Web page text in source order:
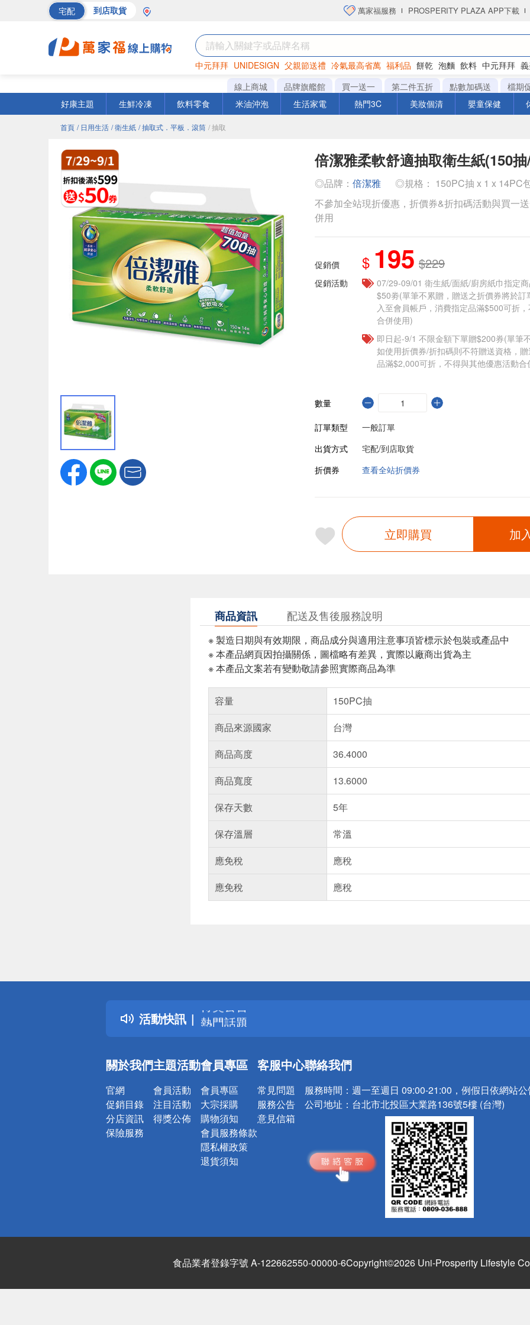
宅配 到店取貨 萬家福服務 PROSPERITY PLAZA APP下載
中元拜拜 UNIDESIGN 父親節送禮 冷氣最高省萬 福利品 餅乾 泡麵 飲料 中元拜拜
巧克力 罐頭 衛生紙
線上商城 品牌旗艦館 買一送一 第二件五折 點數加碼送
檔期
好康主題
生鮮冷凍 飲料零食 米油沖泡 生活家電 熱門3C 美妝個清 嬰童保健
首頁 / 日用生活 / 衛生紙 / 抽取式．平板．滾筒 / 抽取
倍潔雅柔軟舒適抽取衛生紙(150
◎品牌： 倍潔雅
◎規格： 150PC抽 x 1 x 14PC
不參加全站現折優惠，折價券&折扣碼活動與買一
併用
促銷價 $ 195 $229
促銷活動
07/29-09/01 衛生紙/面紙/廚房紙巾指定
$50劵(單筆不累贈，贈送之折價券將於訂
入至會員帳戶，消費指定品滿$500可折
合併使用)
即日起-9/1 不限金額下單贈$200券(單筆
如使用折價券/折扣碼則不符贈送資格，
品滿$2,000可折，不得與其他優惠活動合
數量
訂單類型
一般訂單
出貨方式
宅配/到店取貨
折價券
查看全站折價券
立即購買 加
商品資訊 配送及售後服務說明
※ 製造日期與有效期限，商品成分與適用注意事項皆標示於包裝或產品中
※ 本產品網頁因拍攝關係，圖檔略有差異，實際以廠商出貨為主
※ 本產品文案若有變動敬請參照實際商品為準
容量
150PC抽
商品來源國家
台灣
商品高度
36.4000
商品寬度
13.6000
保存天數
5年
保存溫層
常溫
應免稅
應稅
應免稅
應稅
活動快訊
詐騙網頁！請小心！
得獎公告
熱門話題
銀行優惠
詐騙網頁！請小心！
關於我們
官網
促銷目錄
分店資訊
保險服務
主題活動
會員活動
注目活動
得獎公佈
會員專區
會員專區
大宗採購
購物須知
會員服務條款
隱私權政策
退貨須知
客服中心
常見問題
服務公告
意見信箱
聯絡我們
服務時間： 週一至週日 09:00-21:00，例假日依網站
公司地址： 台北市北投區大業路136號5樓 (台灣)
食品業者登錄字號 A-122662550-00000-6Copyright©2026 Uni-Prosperity Lifestyle